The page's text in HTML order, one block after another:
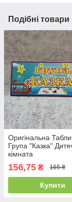
Подібні товари
Оригінальна
Група "Казка"
кімната
156,75 ₴ 165 ₴
Купити